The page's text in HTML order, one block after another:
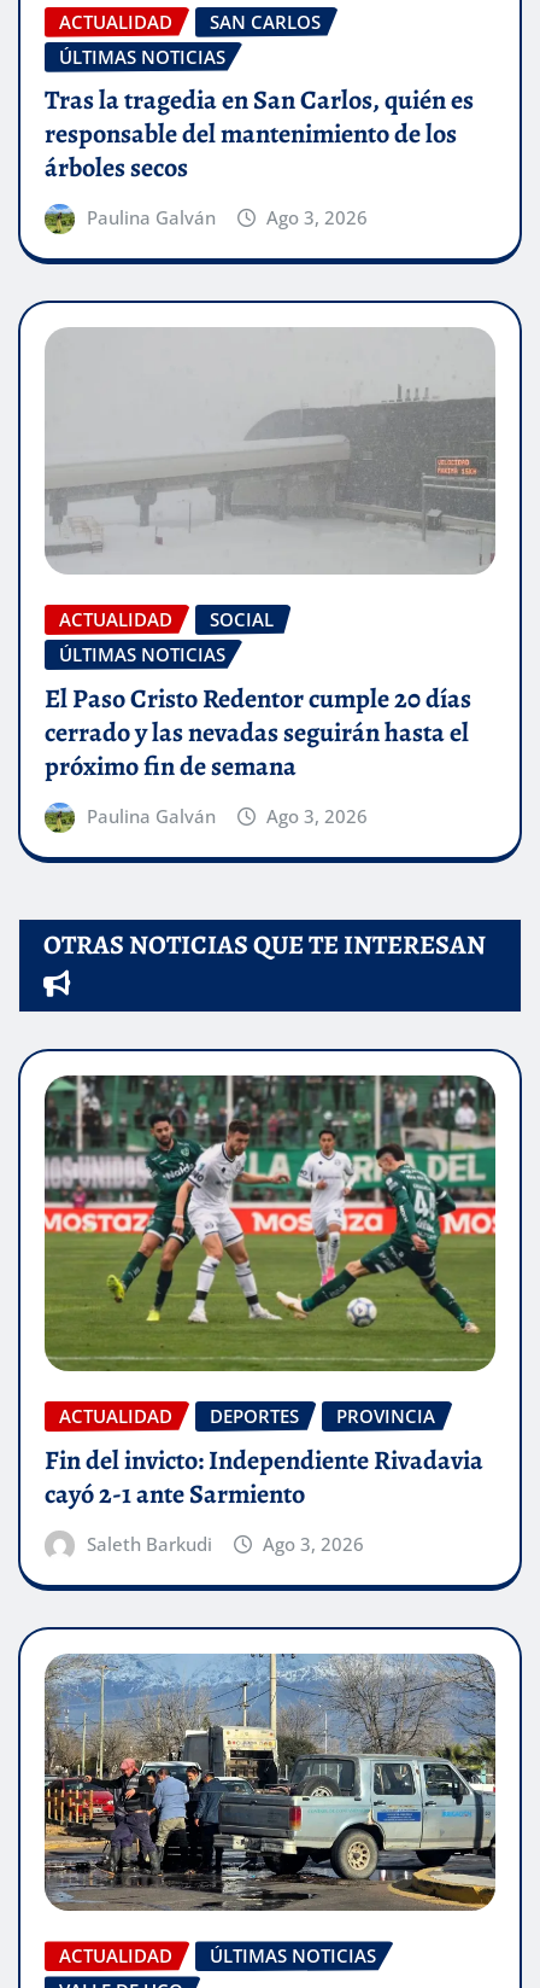
ACTUALIDAD
SAN CARLOS
ÚLTIMAS NOTICIAS
Tras la tragedia en San Carlos, quién es
responsable del mantenimiento de los
árboles secos
Paulina Galván Ago 3, 2026
ACTUALIDAD
SOCIAL
ÚLTIMAS NOTICIAS
El Paso Cristo Redentor cumple 20 días
cerrado y las nevadas seguirán hasta el
próximo fin de semana
Paulina Galván Ago 3, 2026
OTRAS NOTICIAS QUE TE INTERESAN
ACTUALIDAD DEPORTES PROVINCIA
Fin del invicto: Independiente Rivadavia
cayó 2-1 ante Sarmiento
Saleth Barkudi Ago 3, 2026
ACTUALIDAD
ÚLTIMAS NOTICIAS